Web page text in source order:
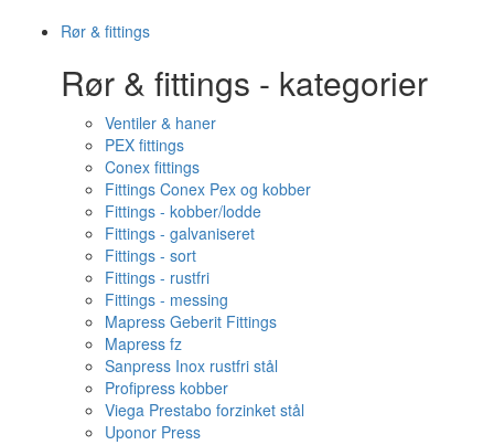
Rør & fittings
Rør & fittings - kategorier
Ventiler & haner
PEX fittings
Conex fittings
Fittings Conex Pex og kobber
Fittings - kobber/lodde
Fittings - galvaniseret
Fittings - sort
Fittings - rustfri
Fittings - messing
Mapress Geberit Fittings
Mapress fz
Sanpress Inox rustfri stål
Profipress kobber
Viega Prestabo forzinket stål
Uponor Press